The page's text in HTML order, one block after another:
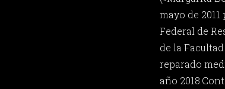
mayo de
Federal de
de la
reparado
año